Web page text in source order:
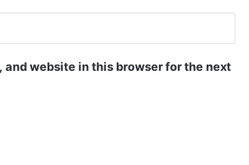
and website in this browser for the next